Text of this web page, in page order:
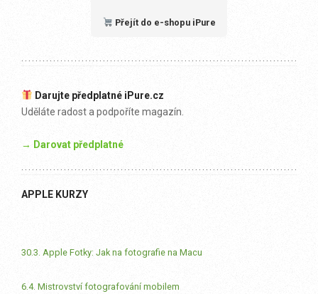
Přejít do e-shopu iPure
Darujte předplatné iPure.cz
Uděláte radost a podpoříte magazín.
→ Darovat předplatné
APPLE KURZY
30.3. Apple Fotky: Jak na fotografie na Macu
6.4. Mistrovství fotografování mobilem